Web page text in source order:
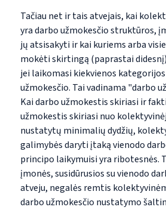
Tačiau net ir tais atvejais, kai
yra darbo užmokesčio struktūros,
jų atsisakyti ir kai kuriems arba
mokėti skirtingą (paprastai didesnį)
jei laikomasi kiekvienos
užmokesčio. Tai vadinama "darbo
Kai darbo užmokestis skiriasi ir
užmokestis skiriasi nuo
nustatytų minimalių dydžių,
galimybės daryti įtaką vienodo
principo laikymuisi yra ribotesnės.
įmonės, susidūrusios su vienodo
atveju, negalės remtis
darbo užmokesčio nustatymo